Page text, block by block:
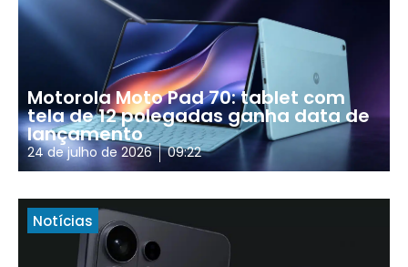
Motorola Moto Pad 70: tablet com
tela de 12 polegadas ganha data de
lançamento
24 de julho de 2026 09:22
Notícias